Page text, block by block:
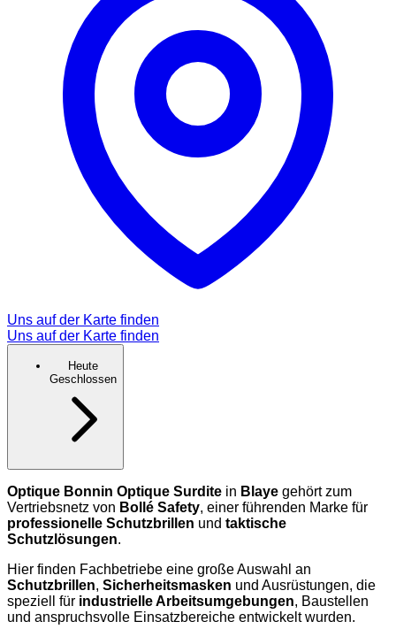
Uns auf der Karte finden
Uns auf der Karte finden
Heute
Geschlossen
Optique Bonnin Optique Surdite in Blaye gehört zum
Vertriebsnetz von Bollé Safety, einer führenden Marke für
professionelle Schutzbrillen und taktische
Schutzlösungen.
Hier finden Fachbetriebe eine große Auswahl an
Schutzbrillen, Sicherheitsmasken und Ausrüstungen, die
speziell für industrielle Arbeitsumgebungen, Baustellen
und anspruchsvolle Einsatzbereiche entwickelt wurden.